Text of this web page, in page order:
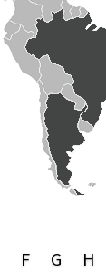
F G H